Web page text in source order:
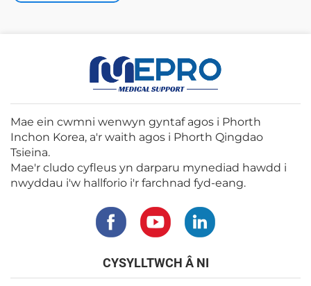
Mae ein cwmni wenwyn gyntaf agos i Phorth
Inchon Korea, a'r waith agos i Phorth Qingdao
Tsieina.
Mae'r cludo cyfleus yn darparu mynediad hawdd i
nwyddau i'w hallforio i'r farchnad fyd-eang.
CYSYLLTWCH Â NI